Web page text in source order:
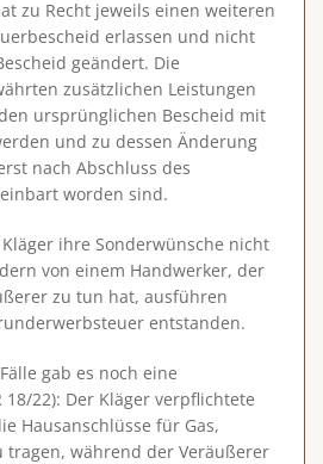
zu Recht jeweils einen weiteren
erlassen und nicht
geändert. Die
zusätzlichen Leistungen
ursprünglichen Bescheid mit
und zu dessen Änderung
nach Abschluss des
worden sind.
ihre Sonderwünsche nicht
von einem Handwerker, der
zu tun hat, ausführen
entstanden.
gab es noch eine
18/22): Der Kläger verpflichtete
Hausanschlüsse für Gas,
tragen, während der Veräußerer